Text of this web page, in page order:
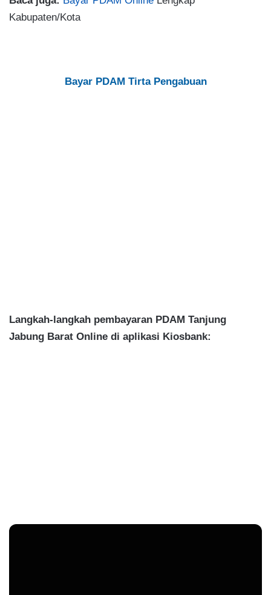
Kabupaten/Kota
Bayar PDAM Tirta Pengabuan
Langkah-langkah pembayaran PDAM Tanjung
Jabung Barat Online di aplikasi Kiosbank: